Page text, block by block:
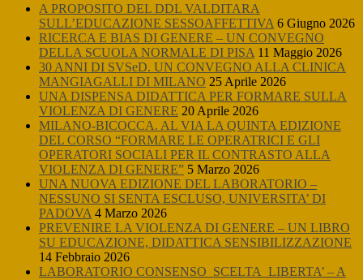
A PROPOSITO DEL DDL VALDITARA
SULL’EDUCAZIONE SESSOAFFETTIVA 6 Giugno 2026
RICERCA E BIAS DI GENERE – UN CONVEGNO
DELLA SCUOLA NORMALE DI PISA 11 Maggio 2026
30 ANNI DI SVSeD. UN CONVEGNO ALLA CLINICA
MANGIAGALLI DI MILANO 25 Aprile 2026
UNA DISPENSA DIDATTICA PER FORMARE SULLA
VIOLENZA DI GENERE 20 Aprile 2026
MILANO-BICOCCA. AL VIA LA QUINTA EDIZIONE
DEL CORSO “FORMARE LE OPERATRICI E GLI
OPERATORI SOCIALI PER IL CONTRASTO ALLA
VIOLENZA DI GENERE” 5 Marzo 2026
UNA NUOVA EDIZIONE DEL LABORATORIO –
NESSUNO SI SENTA ESCLUSO, UNIVERSITA’ DI
PADOVA 4 Marzo 2026
PREVENIRE LA VIOLENZA DI GENERE – UN LIBRO
SU EDUCAZIONE, DIDATTICA SENSIBILIZZAZIONE
14 Febbraio 2026
LABORATORIO CONSENSO_SCELTA_LIBERTA’ – A